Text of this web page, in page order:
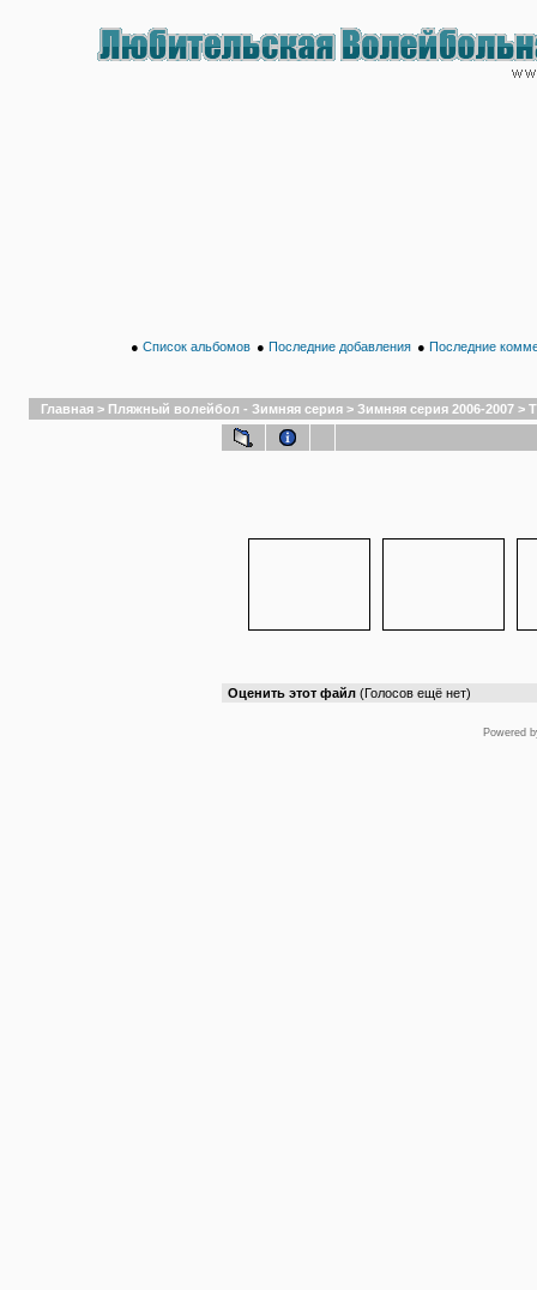
● Список альбомов ● Последние добавления ● Последние
Главная > Пляжный волейбол - Зимняя серия > Зимняя серия 2006-2007 >
Оценить этот файл (Голосов ещё нет)
Powered